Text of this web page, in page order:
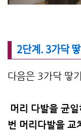
2단계. 3가닥
다음은 3가닥 땋
머리 다발을 균
번 머리다발을 교